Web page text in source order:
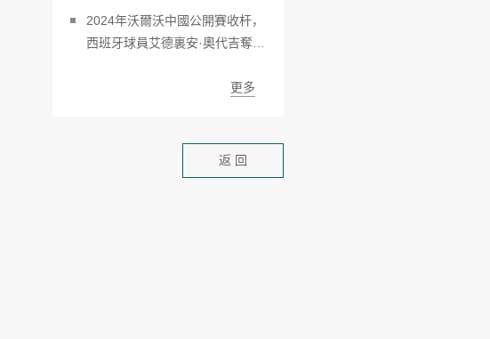
2024年沃爾沃中國公開賽收杆，
西班牙球員艾德裏安·奧代吉奪
更多
返 回